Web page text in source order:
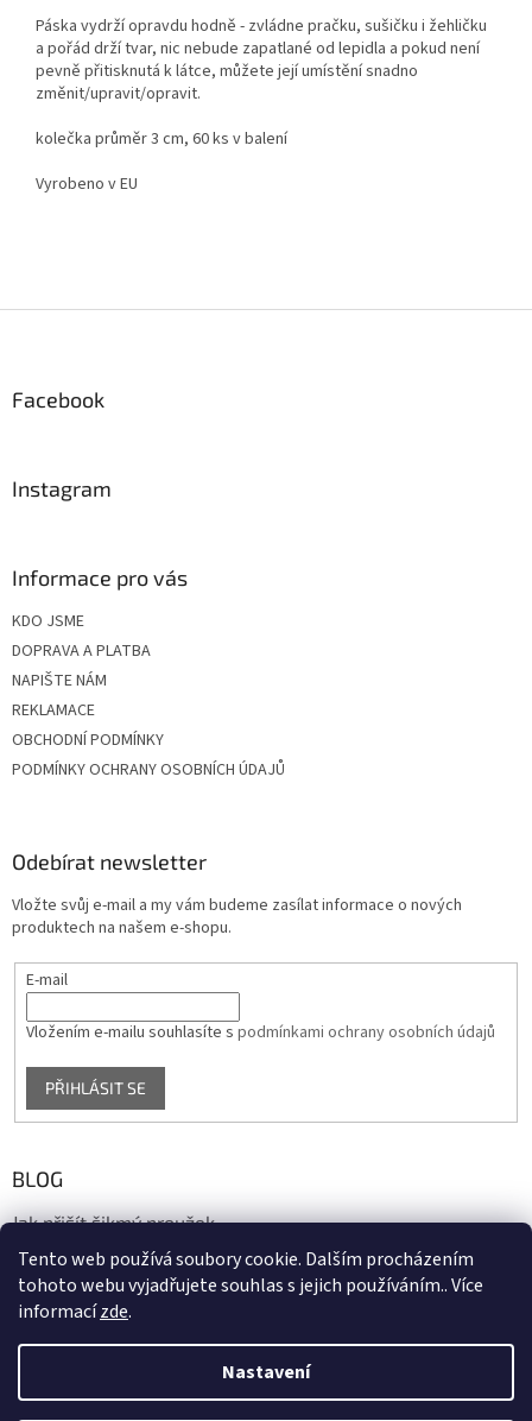
Tento web používá soubory cookie. Dalším procházením
tohoto webu vyjadřujete souhlas s jejich používáním.. Více
informacízde.
Nastavení
Páska vydrží opravdu hodně - zvládne pračku, sušičku i žehličku
a pořád drží tvar, nic nebude zapatlané od lepidla a pokud není
pevně přitisknutá k látce, můžete její umístění snadno
změnit/upravit/opravit.
kolečka průměr 3 cm, 60 ks v balení
Vyrobeno v EU
Facebook
Instagram
Informace pro vás
KDO JSME
DOPRAVA A PLATBA
NAPIŠTE NÁM
REKLAMACE
OBCHODNÍ PODMÍNKY
PODMÍNKY OCHRANY OSOBNÍCH ÚDAJŮ
Odebírat newsletter
Vložte svůj e-mail a my vám budeme zasílat informace o nových
produktech na našem e-shopu.
E-mail
Vložením e-mailu souhlasíte s podmínkami ochrany osobních údajů
PŘIHLÁSIT SE
BLOG
Jak přišít šikmý proužek
17.10.2020